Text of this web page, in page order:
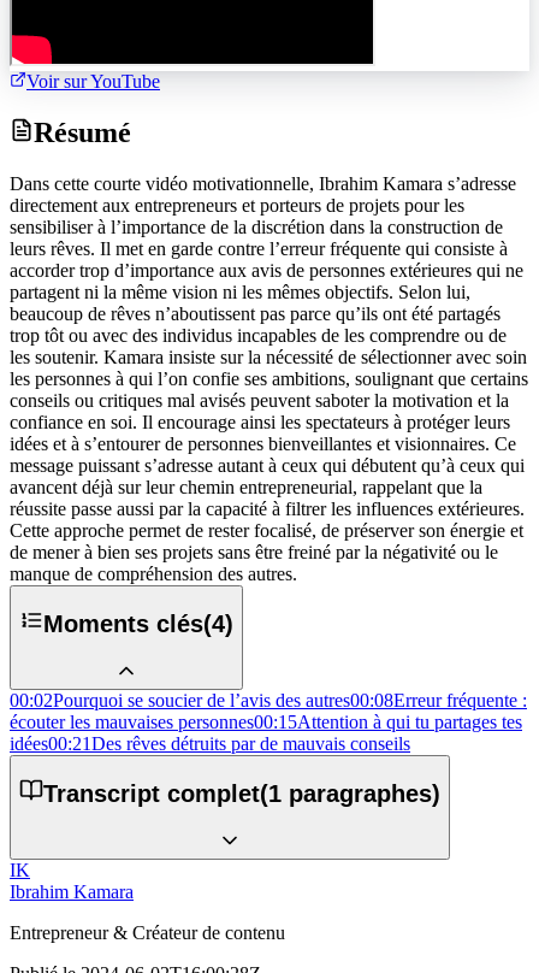
Voir sur YouTube
Résumé
Dans cette courte vidéo motivationnelle, Ibrahim Kamara s’adresse
directement aux entrepreneurs et porteurs de projets pour les
sensibiliser à l’importance de la discrétion dans la construction de
leurs rêves. Il met en garde contre l’erreur fréquente qui consiste à
accorder trop d’importance aux avis de personnes extérieures qui ne
partagent ni la même vision ni les mêmes objectifs. Selon lui,
beaucoup de rêves n’aboutissent pas parce qu’ils ont été partagés
trop tôt ou avec des individus incapables de les comprendre ou de
les soutenir. Kamara insiste sur la nécessité de sélectionner avec soin
les personnes à qui l’on confie ses ambitions, soulignant que certains
conseils ou critiques mal avisés peuvent saboter la motivation et la
confiance en soi. Il encourage ainsi les spectateurs à protéger leurs
idées et à s’entourer de personnes bienveillantes et visionnaires. Ce
message puissant s’adresse autant à ceux qui débutent qu’à ceux qui
avancent déjà sur leur chemin entrepreneurial, rappelant que la
réussite passe aussi par la capacité à filtrer les influences extérieures.
Cette approche permet de rester focalisé, de préserver son énergie et
de mener à bien ses projets sans être freiné par la négativité ou le
manque de compréhension des autres.
Moments clés(4)
00:02Pourquoi se soucier de l’avis des autres00:08Erreur fréquente :
écouter les mauvaises personnes00:15Attention à qui tu partages tes
idées00:21Des rêves détruits par de mauvais conseils
Transcript complet(1 paragraphes)
IK
Ibrahim Kamara
Entrepreneur & Créateur de contenu